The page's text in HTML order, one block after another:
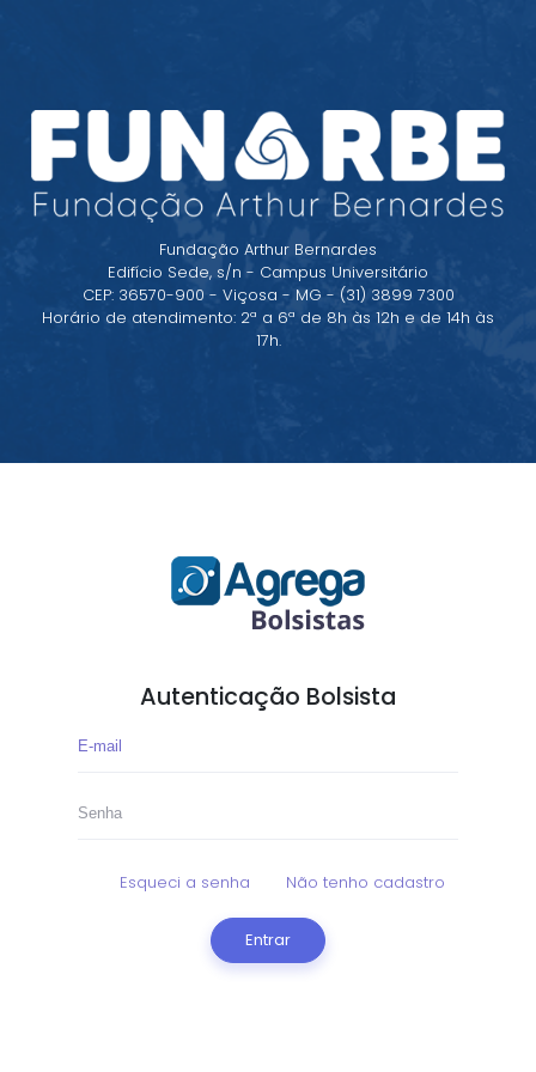
Autenticação Bolsista
Esqueci a senha Não tenho cadastro
Entrar
Fundação Arthur Bernardes
Edifício Sede, s/n - Campus Universitário
CEP: 36570-900 - Viçosa - MG - (31) 3899 7300
Horário de atendimento: 2ª a 6ª de 8h às 12h e de 14h às
17h.